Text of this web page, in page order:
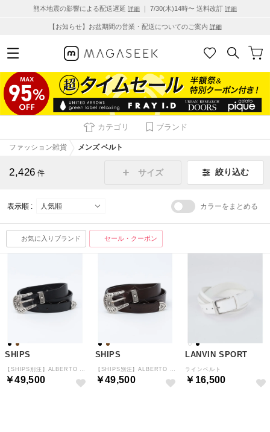
熊本地震の影響による配送遅延 詳細 ｜ 7/30(木)14時〜 送料改訂 詳細
【お知らせ】お盆期間の営業・配送についてのご案内 詳細
カテゴリ ブランド
ファッション雑貨 メンズ ベルト
2,426 件 サイズ 絞り込む
表示順 : カラーをまとめる
お気に入りブランド セール・クーポン
SHIPS
￥49,500
SHIPS
￥49,500
LANVIN SPORT
ラインベルト
￥16,500